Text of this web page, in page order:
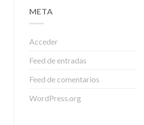
META
Acceder
Feed de entradas
Feed de comentarios
WordPress.org